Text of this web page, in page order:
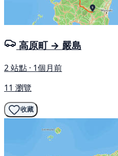
高原町 → 嚴島
2 站點 · 1個月前
11 瀏覽
收藏